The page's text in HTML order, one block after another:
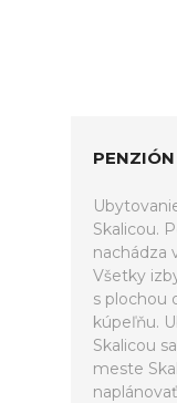
Skalicou.
nachádza
Všetky
s plochou
kúpeľňu.
Skalicou
meste